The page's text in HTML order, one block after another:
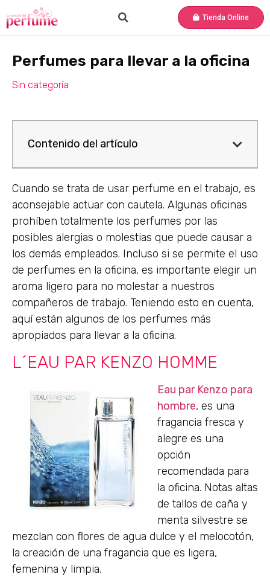
Tienda Online
Perfumes para llevar a la oficina
Sin categoría
Contenido del artículo
Cuando se trata de usar perfume en el trabajo, es
aconsejable actuar con cautela. Algunas oficinas
prohíben totalmente los perfumes por las
posibles alergias o molestias que puede causar a
los demás empleados. Incluso si se permite el uso
de perfumes en la oficina, es importante elegir un
aroma ligero para no molestar a nuestros
compañeros de trabajo. Teniendo esto en cuenta,
aquí están algunos de los perfumes más
apropiados para llevar a la oficina.
L´EAU PAR KENZO HOMME
Eau par Kenzo para
hombre, es una
fragancia fresca y
alegre es una
opción
recomendada para
la oficina. Notas altas
de tallos de caña y
menta silvestre se
mezclan con flores de agua dulce y el melocotón,
la creación de una fragancia que es ligera,
femenina y limpia.